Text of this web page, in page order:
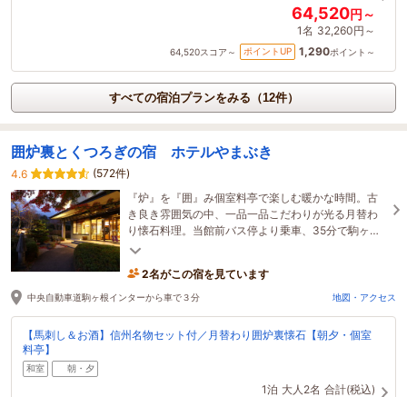
64,520円～
1名 32,260円～
64,520スコア～ ポイントUP 1,290ポイント～
すべての宿泊プランをみる（12件）
囲炉裏とくつろぎの宿 ホテルやまぶき
4.6
(572件)
『炉』を『囲』み個室料亭で楽しむ暖かな時間。古
き良き雰囲気の中、一品一品こだわりが光る月替わ
り懐石料理。当館前バス停より乗車、35分で駒ヶ岳
ロープウェイ乗り場へ。千畳敷カールへのアクセス
2名がこの宿を見ています
中央自動車道駒ヶ根インターから車で３分 地図・アクセス
【馬刺し＆お酒】信州名物セット付／月替わり囲炉裏懐石【朝夕・個室
料亭】
和室 朝・夕
1泊 大人2名 合計(税込)